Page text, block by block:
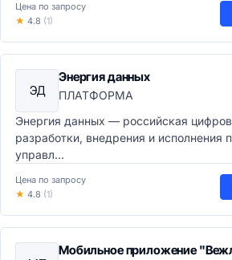
Цена по запросу
★ 4.8 (1)
ЭД
Энергия данных
ПЛАТФОРМА
Энергия данных — российская
разработки, внедрения и исполнения
управл...
Цена по запросу
★ 4.8 (1)
Мобильное приложение